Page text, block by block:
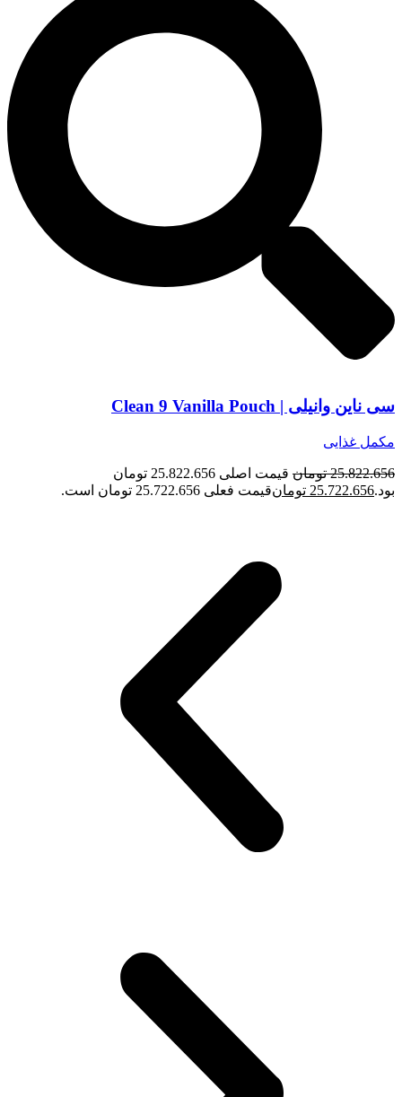
سی ناین وانیلی | Clean 9 Vanilla Pouch
مکمل غذایی
25.822.656 تومان
قیمت اصلی 25.822.656 تومان
بود.25.722.656 تومانقیمت فعلی 25.722.656 تومان است.